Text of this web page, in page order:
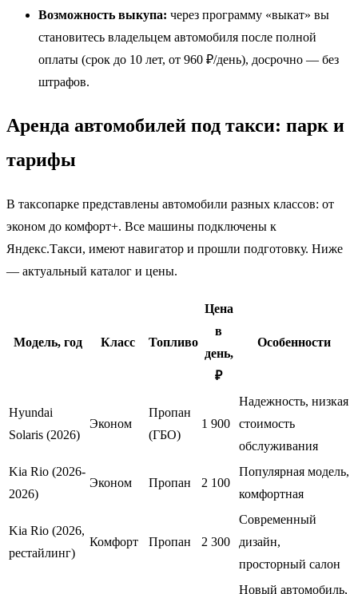
Возможность выкупа: через программу «выкат» вы
становитесь владельцем автомобиля после полной
оплаты (срок до 10 лет, от 960 ₽/день), досрочно — без
штрафов.
Аренда автомобилей под такси: парк и
тарифы
В таксопарке представлены автомобили разных классов: от
эконом до комфорт+. Все машины подключены к
Яндекс.Такси, имеют навигатор и прошли подготовку. Ниже
— актуальный каталог и цены.
Модель, год Класс Топливо
Цена
в
день,
₽
Особенности
Hyundai
Solaris (2026)
Эконом
Пропан
(ГБО)
1 900
Надежность, низкая
стоимость
обслуживания
Kia Rio (2026-
2026)
Эконом Пропан 2 100
Популярная модель,
комфортная
Kia Rio (2026,
рестайлинг)
Комфорт Пропан 2 300
Современный
дизайн,
просторный салон
Новый автомобиль,